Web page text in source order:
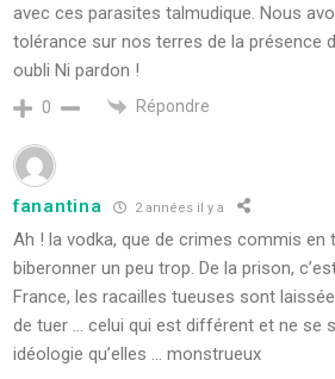
avec ces parasites talmudique. Nous
tolérance sur nos terres de la présence
oubli Ni pardon !
0 Répondre
fanantina 2 années il y a
Ah ! la vodka, que de crimes commis en
biberonner un peu trop. De la prison,
France, les racailles tueuses sont
de tuer … celui qui est différent et ne se
idéologie qu’elles … monstrueux